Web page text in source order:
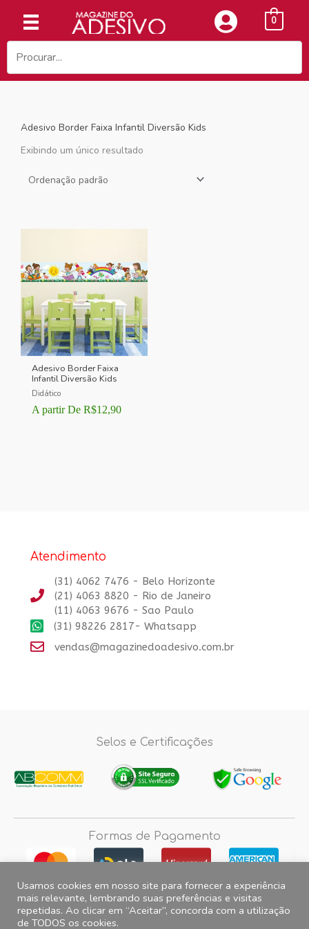
conteúdo
0
Adesivo Border Faixa Infantil Diversão Kids
Exibindo um único resultado
Adesivo Border Faixa
Infantil Diversão Kids
Didático
A partir De R$12,90
Atendimento
(31) 4062 7476 - Belo Horizonte
(21) 4063 8820 - Rio de Janeiro
(11) 4063 9676 - Sao Paulo
(31) 98226 2817- Whatsapp
vendas@magazinedoadesivo.com.br
Selos e Certificações
Formas de Pagamento
Fotos e imagens meramente ilustrativas, 2012© 2026 Magazine do
Usamos cookies em nosso site para fornecer a experiência
mais relevante, lembrando suas preferências e visitas
repetidas. Ao clicar em “Aceitar”, concorda com a utilização
de TODOS os cookies.